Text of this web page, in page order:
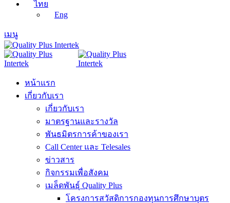
ไทย
Eng
เมนู
หน้าแรก
เกี่ยวกับเรา
เกี่ยวกับเรา
มาตรฐานและรางวัล
พันธมิตรการค้าของเรา
Call Center และ Telesales
ข่าวสาร
กิจกรรมเพื่อสังคม
เมล็ดพันธุ์ Quality Plus
โครงการสวัสดิการกองทุนการศึกษาบุตร